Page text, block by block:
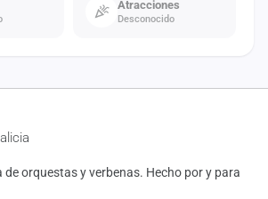
Atracciones
Desconocido
de orquestas y verbenas. Hecho por y para